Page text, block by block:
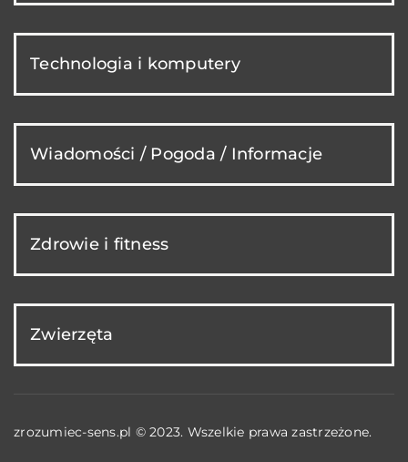
Technologia i komputery
Wiadomości / Pogoda / Informacje
Zdrowie i fitness
Zwierzęta
zrozumiec-sens.pl © 2023. Wszelkie prawa zastrzeżone.